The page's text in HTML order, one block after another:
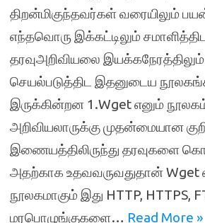
திறன்மிகுந்தவர்கள் வரையிலும்
எந்தவொரு இக்கட்டிலும்
தரவுஅறிவியலை
செயல்படுத்திட இதனுடைய
இருக்கின்றன 1.Wget எனும்
அறிவியலாருக்கு முதன்மையான
இணையத்திலிருந்து தரவுகளை
அதற்காக உதவவருவதுதான் Wget
நூலகமாகும் இது HTTP, HTTPS,
மரபொழுங்குகளை… Read More »